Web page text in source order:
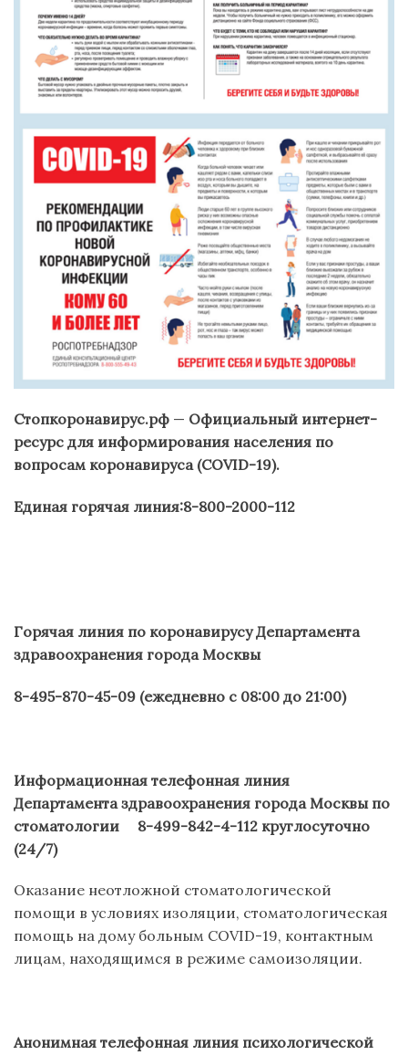
Стопкоронавирус.рф — Официальный интернет-
ресурс для информирования населения по
вопросам коронавируса (COVID-19).
Единая горячая линия:8-800-2000-112
Горячая линия по коронавирусу Департамента
здравоохранения города Москвы
8-495-870-45-09 (ежедневно с 08:00 до 21:00)
Информационная телефонная линия
Департамента здравоохранения города Москвы по
стоматологии 8-499-842-4-112 круглосуточно
(24/7)
Оказание неотложной стоматологической
помощи в условиях изоляции, стоматологическая
помощь на дому больным COVID-19, контактным
лицам, находящимся в режиме самоизоляции.
Анонимная телефонная линия психологической